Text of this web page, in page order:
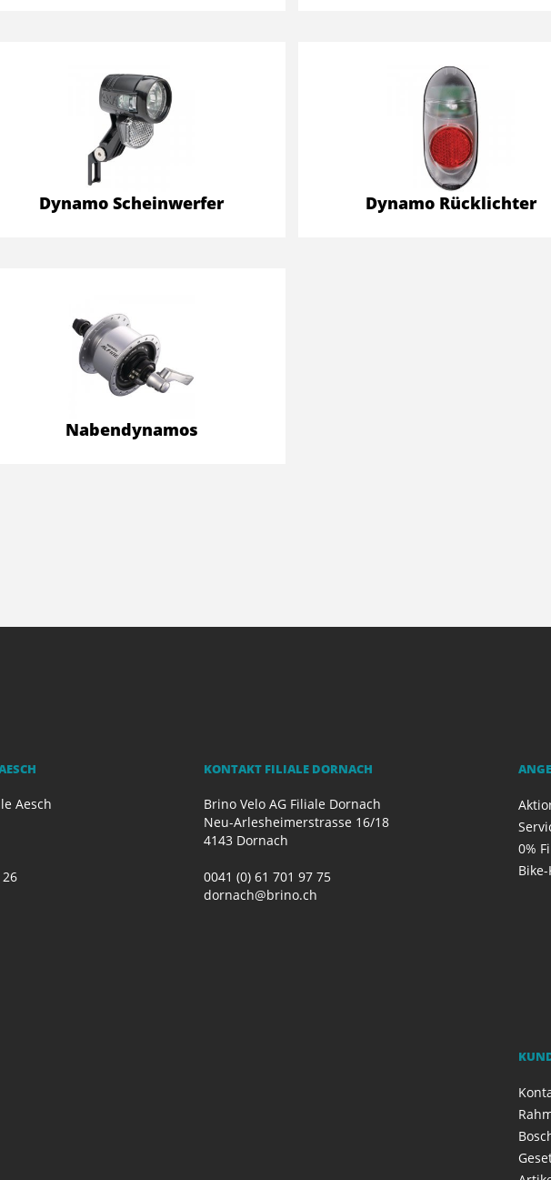
Dynamo Scheinwerfer Dynamo Rücklichter
Nabendynamos
Aesch
KONTAKT FILIALE DORNACH
Brino Velo AG Filiale Dornach
Neu-Arlesheimerstrasse 16/18
4143 Dornach
0041 (0) 61 701 97 75
dornach@brino.ch
0%